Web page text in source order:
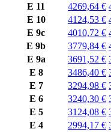
E 11
4269,64 €
E 10
4124,53 €
E 9c
4010,72 €
E 9b
3779,84 €
E 9a
3691,52 €
E 8
3486,40 €
E 7
3294,98 €
E 6
3240,30 €
E 5
3124,08 €
E 4
2994,17 €